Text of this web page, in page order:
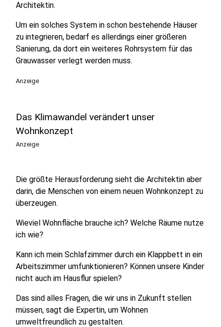
Architektin.
Um ein solches System in schon bestehende Häuser
zu integrieren, bedarf es allerdings einer größeren
Sanierung, da dort ein weiteres Rohrsystem für das
Grauwasser verlegt werden muss.
Anzeige
Das Klimawandel verändert unser
Wohnkonzept
Anzeige
Die größte Herausforderung sieht die Architektin aber
darin, die Menschen von einem neuen Wohnkonzept zu
überzeugen.
Wieviel Wohnfläche brauche ich? Welche Räume nutze
ich wie?
Kann ich mein Schlafzimmer durch ein Klappbett in ein
Arbeitszimmer umfunktionieren? Können unsere Kinder
nicht auch im Hausflur spielen?
Das sind alles Fragen, die wir uns in Zukunft stellen
müssen, sagt die Expertin, um Wohnen
umweltfreundlich zu gestalten.